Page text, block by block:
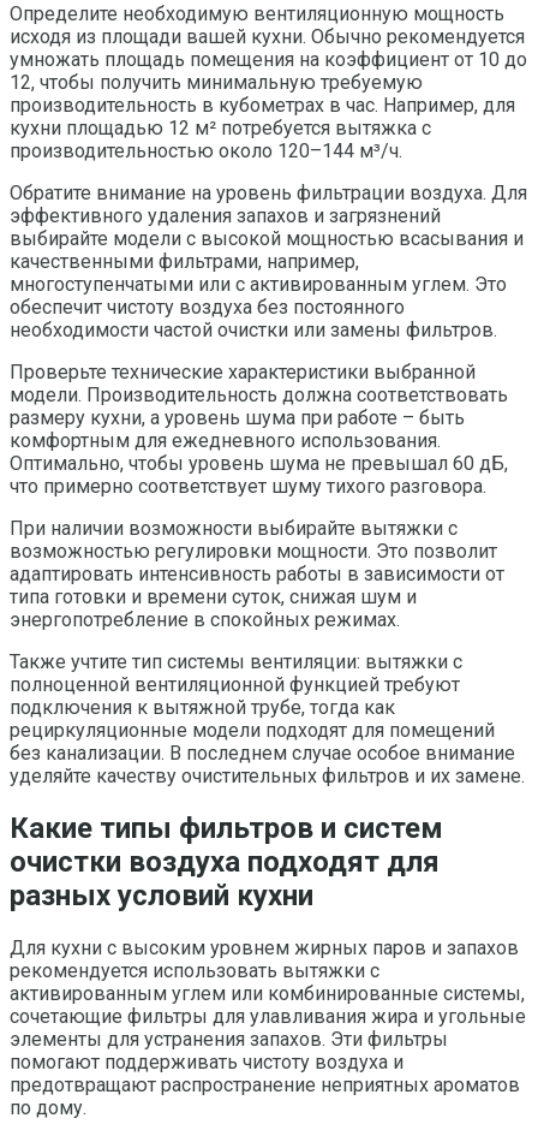
Определите необходимую вентиляционную мощность
исходя из площади вашей кухни. Обычно рекомендуется
умножать площадь помещения на коэффициент от 10 до
12, чтобы получить минимальную требуемую
производительность в кубометрах в час. Например, для
кухни площадью 12 м² потребуется вытяжка с
производительностью около 120–144 м³/ч.
Обратите внимание на уровень фильтрации воздуха. Для
эффективного удаления запахов и загрязнений
выбирайте модели с высокой мощностью всасывания и
качественными фильтрами, например,
многоступенчатыми или с активированным углем. Это
обеспечит чистоту воздуха без постоянного
необходимости частой очистки или замены фильтров.
Проверьте технические характеристики выбранной
модели. Производительность должна соответствовать
размеру кухни, а уровень шума при работе – быть
комфортным для ежедневного использования.
Оптимально, чтобы уровень шума не превышал 60 дБ,
что примерно соответствует шуму тихого разговорa.
При наличии возможности выбирайте вытяжки с
возможностью регулировки мощности. Это позволит
адаптировать интенсивность работы в зависимости от
типа готовки и времени суток, снижая шум и
энергопотребление в спокойных режимах.
Также учтите тип системы вентиляции: вытяжки с
полноценной вентиляционной функцией требуют
подключения к вытяжной трубе, тогда как
рециркуляционные модели подходят для помещений
без канализации. В последнем случае особое внимание
уделяйте качеству очистительных фильтров и их замене.
Какие типы фильтров и систем
очистки воздуха подходят для
разных условий кухни
Для кухни с высоким уровнем жирных паров и запахов
рекомендуется использовать вытяжки с
активированным углем или комбинированные системы,
сочетающие фильтры для улавливания жира и угольные
элементы для устранения запахов. Эти фильтры
помогают поддерживать чистоту воздуха и
предотвращают распространение неприятных ароматов
по дому.